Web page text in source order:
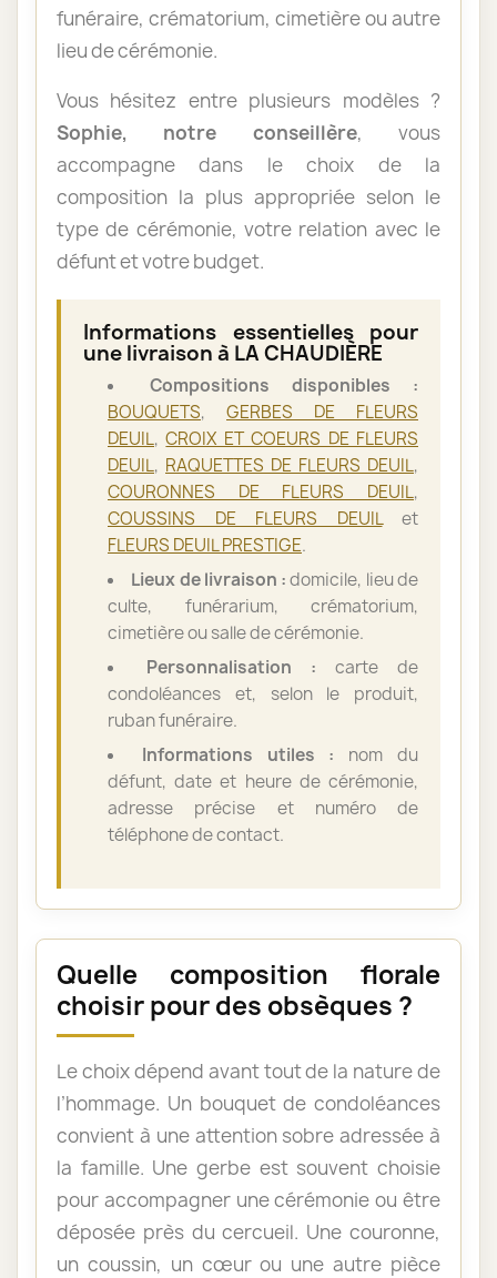
funéraire, crématorium, cimetière ou autre
lieu de cérémonie.
Vous hésitez entre plusieurs modèles ?
Sophie, notre conseillère, vous
accompagne dans le choix de la
composition la plus appropriée selon le
type de cérémonie, votre relation avec le
défunt et votre budget.
Informations essentielles pour
une livraison à LA CHAUDIÈRE
Compositions disponibles :
BOUQUETS, GERBES DE FLEURS
DEUIL,CROIX ET COEURS DE FLEURS
DEUIL, RAQUETTES DE FLEURS DEUIL,
COURONNES DE FLEURS DEUIL,
COUSSINS DE FLEURS DEUILet
FLEURS DEUIL PRESTIGE.
Lieux de livraison :domicile, lieu de
culte, funérarium, crématorium,
cimetière ou salle de cérémonie.
Personnalisation : carte de
condoléances et, selon le produit,
ruban funéraire.
Informations utiles : nom du
défunt, date et heure de cérémonie,
adresse précise et numéro de
téléphone de contact.
Quelle composition florale
choisir pour des obsèques ?
Le choix dépend avant tout de la nature de
l’hommage. Un bouquet de condoléances
convient à une attention sobre adressée à
la famille. Une gerbe est souvent choisie
pour accompagner une cérémonie ou être
déposée près du cercueil. Une couronne,
un coussin, un cœur ou une autre pièce